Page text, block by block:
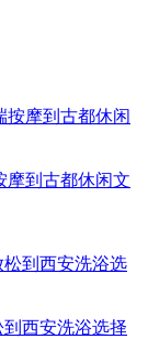
摩到古都休闲文
西安洗浴选择